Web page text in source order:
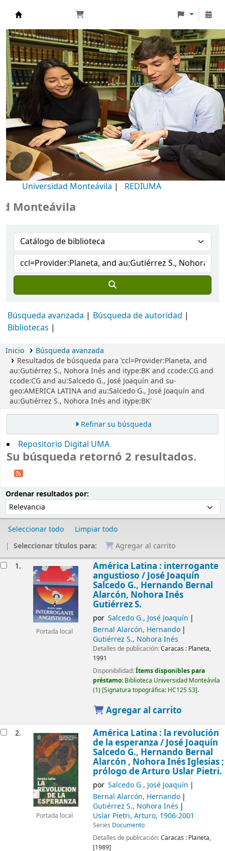
Biblioteca Universidad Monteávila
Universidad Monteávila | REDIUMA
Búsqueda avanzada
Búsqueda de autoridad
Bibliotecas
Inicio
Búsqueda avanzada
Resultados de búsqueda para 'ccl=Provider:Planeta, and
au:Gutiérrez S., Nohora Inés and itype:BK and ccode:CG and
ccode:CG and au:Salcedo G., José Joaquín and su-
geo:AMERICA LATINA and au:Salcedo G., José Joaquín and
au:Gutiérrez S., Nohora Inés and itype:BK'
Refinar su búsqueda
Repositorio Digital UMA
Su búsqueda retornó 2 resultados.
Ordenar resultados por:
Seleccionar todo
Limpiar todo
Seleccionar títulos para:
Agregar al carrito
1.
Portada local
América Latina : interrogante
angustioso /José Joaquín
Salcedo G., Hernando Bernal
Alarcón, Nohora Inés
Gutiérrez S.
por Salcedo G., José Joaquín
Bernal Alarcón, Hernando
Gutiérrez S., Nohora Inés
Detalles de publicación:Caracas : Planeta,
1991
Disponibilidad:Ítems disponibles para
préstamo: Biblioteca Universidad Monteávila
(1) Signatura topográfica: HC125 S3 .
Agregar al carrito
2.
Portada local
América Latina : la revolución
de la esperanza /José Joaquín
Salcedo G., Hernando Bernal
Alarcón , Nohora Inés Iglesias ;
prólogo de Arturo Uslar Pietri.
por Salcedo G., José Joaquín
Bernal Alarcón, Hernando
Gutiérrez S., Nohora Inés
Uslar Pietri, Arturo, 1906-2001
Series Documento
Detalles de publicación:Caracas : Planeta,
[1989]